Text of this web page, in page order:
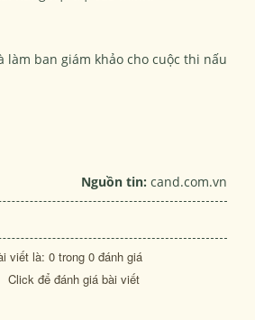
ban giám khảo cho cuộc thi nấu
Nguồn tin: cand.com.vn
viết là: 0 trong 0 đánh giá
Click để đánh giá bài viết